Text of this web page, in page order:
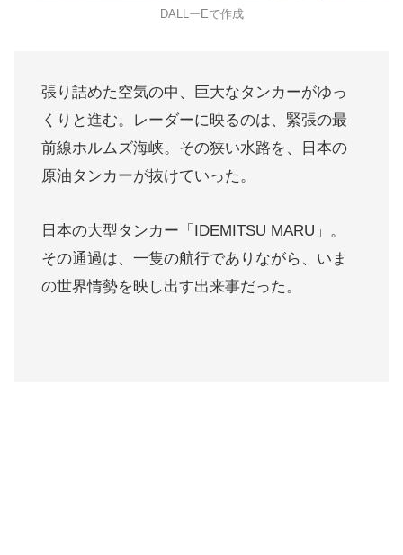
DALLーEで作成
張り詰めた空気の中、巨大なタンカーがゆっ
くりと進む。レーダーに映るのは、緊張の最
前線ホルムズ海峡。その狭い水路を、日本の
原油タンカーが抜けていった。
日本の大型タンカー「IDEMITSU MARU」。
その通過は、一隻の航行でありながら、いま
の世界情勢を映し出す出来事だった。